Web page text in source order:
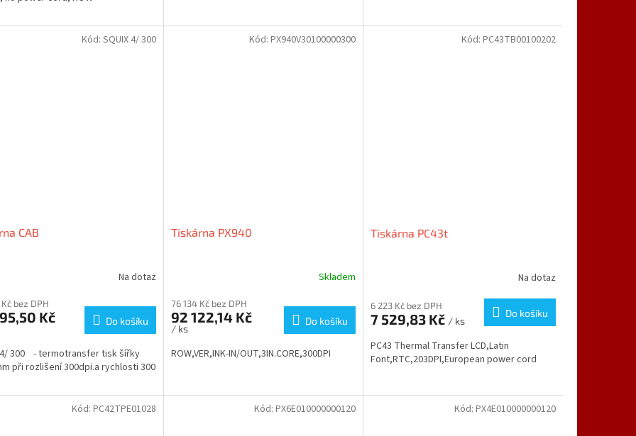
CAB
Na dotaz
bez DPH
Kč Do košíku
4/ 300 - termotransfer tisk šířky
při rozlišení 300dpi.a rychlosti 300
Kód: SQUIX 4/ 300
Tiskárna PX940
Skladem
76 134 Kč bez DPH
92 122,14 Kč
/ ks
Do košíku
ROW,VER,INK-IN/OUT,3IN.CORE,300DPI
Kód: PX940V30100000300
Tiskárna PC43t
Na dotaz
6 223 Kč bez DPH
7 529,83 Kč / ks
Do košíku
PC43 Thermal Transfer LCD,Latin
Font,RTC,203DPI,European power cord
Kód: PC43TB00100202
Kód: PC42TPE01028 Kód: PX6E010000000120 Kód: PX4E010000000120